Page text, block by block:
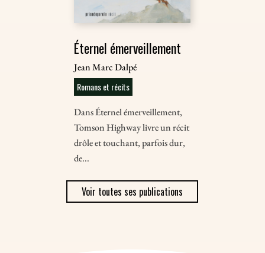
Éternel émerveillement
Jean Marc Dalpé
Romans et récits
Dans Éternel émerveillement,
Tomson Highway livre un récit
drôle et touchant, parfois dur,
de...
Voir toutes ses publications